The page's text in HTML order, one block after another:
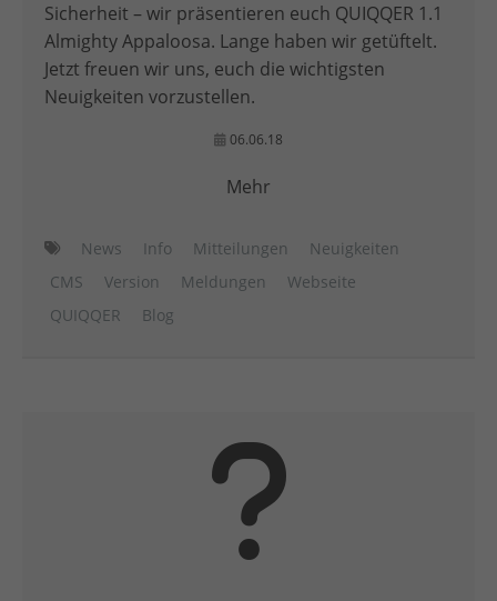
Sicherheit – wir präsentieren euch QUIQQER 1.1
Almighty Appaloosa. Lange haben wir getüftelt.
Jetzt freuen wir uns, euch die wichtigsten
Neuigkeiten vorzustellen.
06.06.18
Mehr
News Info Mitteilungen
Neuigkeiten
CMS
Version Meldungen
Webseite
QUIQQER
Blog